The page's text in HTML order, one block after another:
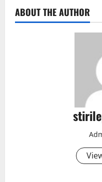
ABOUT THE AUTHOR